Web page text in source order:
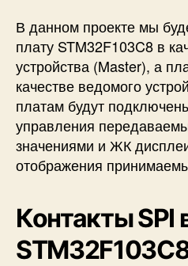
В данном проекте мы
плату STM32F103C8 в
устройства (Master), а
качестве ведомого
платам будут
управления
значениями и ЖК
отображения
Контакты SPI